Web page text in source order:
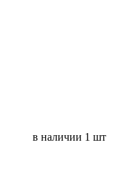
в наличии 1 шт